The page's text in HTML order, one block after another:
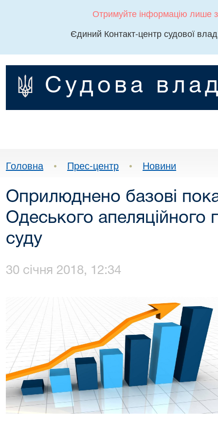
Отримуйте інформацію лише
Єдиний Контакт-центр судової
Судова
Головна • Прес-центр • Новини
Оприлюднено базові
Одеського апеляційного
суду
30 січня 2018, 12:34